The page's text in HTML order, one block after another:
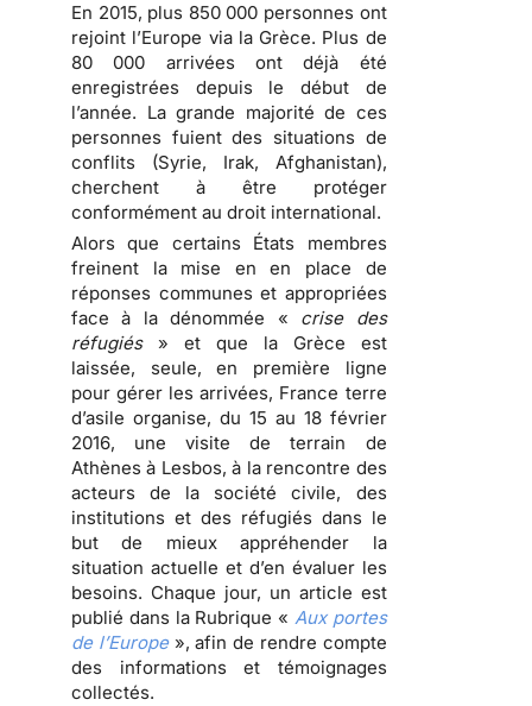
En 2015, plus 850 000 personnes ont
rejoint l’Europe via la Grèce. Plus de
80 000 arrivées ont déjà été
enregistrées depuis le début de
l’année. La grande majorité de ces
personnes fuient des situations de
conflits (Syrie, Irak, Afghanistan),
cherchent à être protéger
conformément au droit international.
Alors que certains États membres
freinent la mise en en place de
réponses communes et appropriées
face à la dénommée « crise des
réfugiés» et que la Grèce est
laissée, seule, en première ligne
pour gérer les arrivées, France terre
d’asile organise, du 15 au 18 février
2016, une visite de terrain de
Athènes à Lesbos, à la rencontre des
acteurs de la société civile, des
institutions et des réfugiés dans le
but de mieux appréhender la
situation actuelle et d’en évaluer les
besoins. Chaque jour, un article est
publié dans la Rubrique « Aux portes
de l’Europe», afin de rendre compte
des informations et témoignages
collectés.